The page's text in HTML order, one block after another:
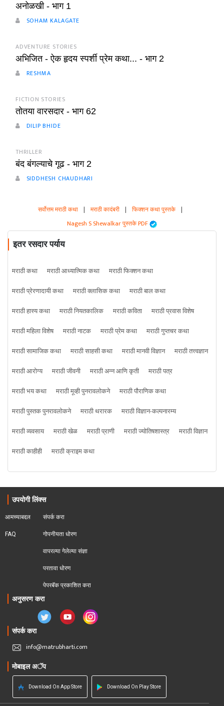
अनोळखी - भाग 1
SOHAM KALAGATE
ADVENTURE STORIES
अभिजित - ऐक हृदय स्पर्शी प्रेम कथा... - भाग 2
RESHMA
FICTION STORIES
तोतया वारसदार - भाग 62
DILIP BHIDE
THRILLER
बंद बंगल्याचे गूढ - भाग 2
SIDDHESH CHAUDHARI
सर्वोत्तम मराठी कथा | मराठी कादंबरी | फिक्शन कथा पुस्तके |
Nagesh S Shewalkar पुस्तके PDF
इतर रसदार पर्याय
मराठी कथा मराठी आध्यात्मिक कथा
मराठी फिक्शन कथा
मराठी प्रेरणादायी कथा
मराठी क्लासिक कथा
मराठी बाल कथा
मराठी हास्य कथा
मराठी नियतकालिक मराठी कविता
मराठी प्रवास विशेष
मराठी महिला विशेष
मराठी नाटक मराठी प्रेम कथा
मराठी गुप्तचर कथा
मराठी सामाजिक कथा
मराठी साहसी कथा मराठी मानवी विज्ञान
मराठी तत्त्वज्ञान
मराठी आरोग्य
मराठी जीवनी मराठी अन्न आणि कृती
मराठी पत्र
मराठी भय कथा
मराठी मूव्ही पुनरावलोकने
मराठी पौराणिक कथा
मराठी पुस्तक पुनरावलोकने
मराठी थरारक
मराठी विज्ञान-कल्पनारम्य
मराठी व्यवसाय
मराठी खेळ मराठी प्राणी मराठी ज्योतिषशास्त्र
मराठी विज्ञान
मराठी काहीही
मराठी क्राइम कथा
उपयोगी लिंक्स
आमच्याबद्दल
FAQ
संपर्क करा
गोपनीयता धोरण
वापरल्या गेलेल्या संज्ञा
परतावा धोरण
पेपरबॅक प्रकाशित करा
अनुसरण करा
संपर्क करा
info@matrubharti.com
मोबाइल अॅप
Download On App Store Download On Play Store